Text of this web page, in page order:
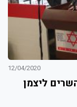
12/04/2020
ליצמן